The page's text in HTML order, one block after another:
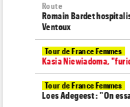
Route
Romain Bardet
Ventoux
Tour de France Femmes
Kasia Niewiadoma,
Tour de France Femmes
Loes Adegeest : "On